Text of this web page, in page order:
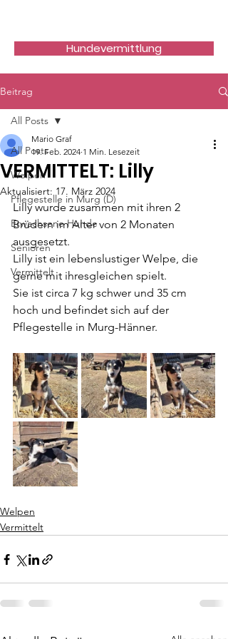
Hundevermittlung
Beitrag
All Posts
Welpen
Pflegestelle in Murg (D)
Erwachsene Hunde
Senioren
Vermittelt
All Posts
VERMITTELT: Lilly
Mario Graf
19. Feb. 2024 1 Min. Lesezeit
Aktualisiert: 17. März 2024
Lilly wurde zusammen mit ihren 2
Brüdern im Alter von 2 Monaten
ausgesetzt.
Lilly ist ein lebenslustiger Welpe, die
gerne mit ihresgleichen spielt.
Sie ist circa 7 kg schwer und 35 cm
hoch und befindet sich auf der
Pflegestelle in Murg-Hänner.
Welpen
Vermittelt